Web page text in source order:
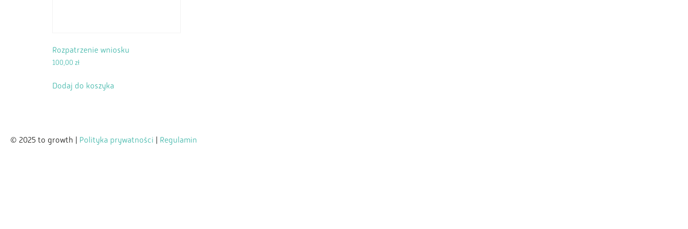
Rozpatrzenie wniosku
100,00 zł
Dodaj do koszyka
© 2025 to growth | Polityka prywatności Regulamin